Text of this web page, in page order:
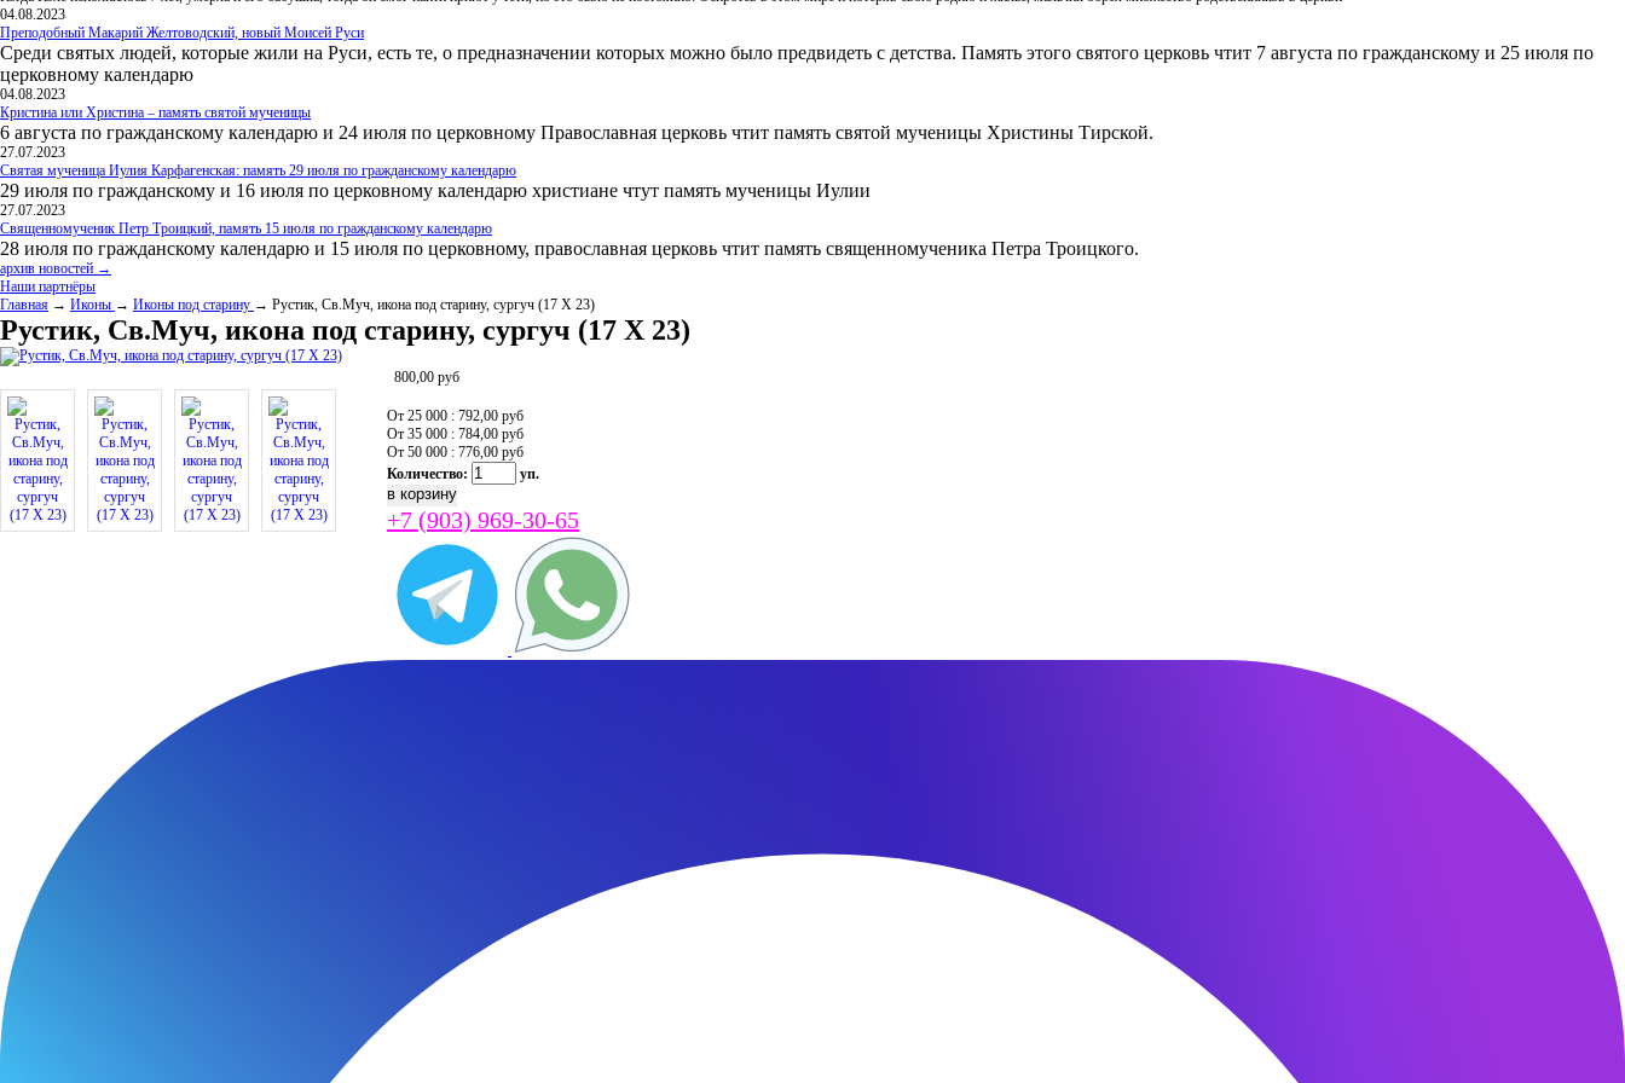
04.08.2023
Преподобный Макарий Желтоводский, новый Моисей Руси
Среди святых людей, которые жили на Руси, есть те, о предназначении которых можно было предвидеть с детства. Память этого святого церковь чтит 7 августа по гражданскому и 25 июля по
церковному календарю
04.08.2023
Кристина или Христина – память святой мученицы
6 августа по гражданскому календарю и 24 июля по церковному Православная церковь чтит память святой мученицы Христины Тирской.
27.07.2023
Святая мученица Иулия Карфагенская: память 29 июля по гражданскому календарю
29 июля по гражданскому и 16 июля по церковному календарю христиане чтут память мученицы Иулии
27.07.2023
Священномученик Петр Троицкий, память 15 июля по гражданскому календарю
28 июля по гражданскому календарю и 15 июля по церковному, православная церковь чтит память священномученика Петра Троицкого.
архив новостей →
Наши партнёры
Главная → Иконы → Иконы под старину → Рустик, Св.Муч, икона под старину, сургуч (17 Х 23)
Рустик, Св.Муч, икона под старину, сургуч (17 Х 23)
800,00 руб
От 25 000 : 792,00 руб
От 35 000 : 784,00 руб
От 50 000 : 776,00 руб
Количество:
уп.
+7 (903) 969-30-65